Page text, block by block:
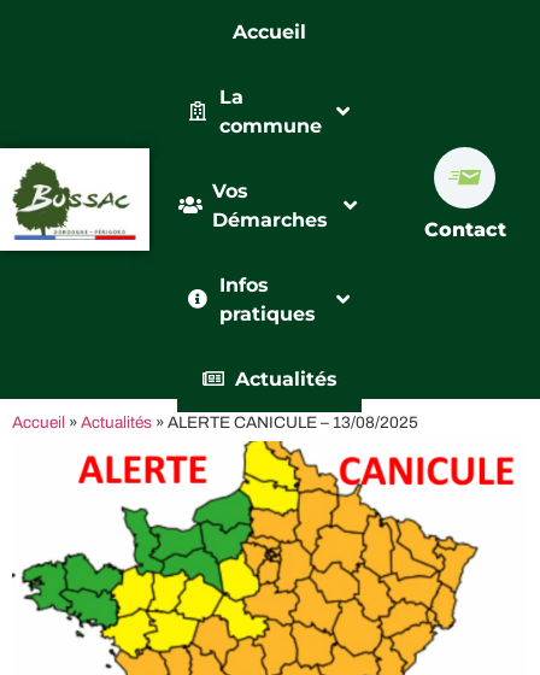
Accueil
La
commune
Vos
Démarches
Infos
pratiques
Actualités
Contact
Accueil » Actualités » ALERTE CANICULE – 13/08/2025